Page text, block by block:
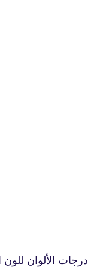
درجات الألوان